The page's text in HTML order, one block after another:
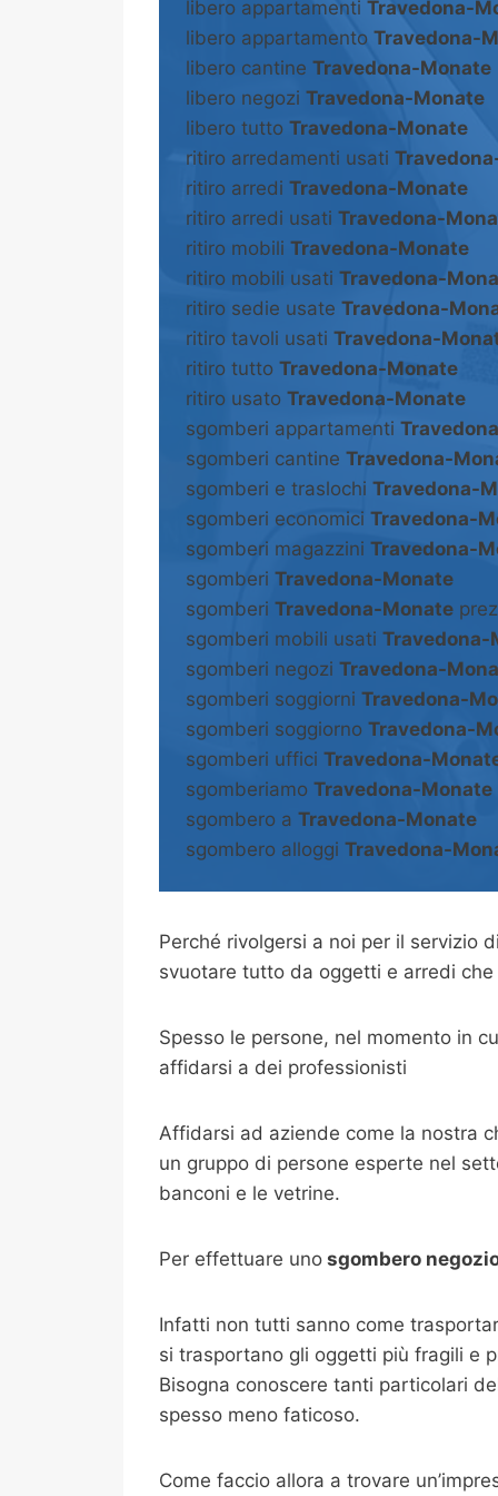
libero appartamenti Travedona-
libero appartamento Travedona-
libero cantine Travedona-Monate
libero negozi Travedona-Monate
libero tutto Travedona-Monate
ritiro arredamenti usati
ritiro arredi Travedona-Monate
ritiro arredi usati Travedona-
ritiro mobili Travedona-Monate
ritiro mobili usati Travedona-
ritiro sedie usate Travedona-
ritiro tavoli usati Travedona-
ritiro tutto Travedona-Monate
ritiro usato Travedona-Monate
sgomberi appartamenti
sgomberi cantine Travedona-
sgomberi e traslochi Travedona-
sgomberi economici Travedona-
sgomberi magazzini Travedona-
sgomberi Travedona-Monate
sgomberi Travedona-Monate
sgomberi mobili usati Travedona-
sgomberi negozi Travedona-
sgomberi soggiorni Travedona-
sgomberi soggiorno Travedona-
sgomberi uffici Travedona-
sgomberiamo Travedona-Monate
sgombero a Travedona-Monate
sgombero alloggi Travedona-
Perché rivolgersi a noi per il servizio di
svuotare tutto da oggetti e arredi che
Spesso le persone, nel momento in
affidarsi a dei professionisti
Affidarsi ad aziende come la nostra
un gruppo di persone esperte nel
banconi e le vetrine.
Per effettuare uno sgombero
Infatti non tutti sanno come
si trasportano gli oggetti più fragili e
Bisogna conoscere tanti particolari
spesso meno faticoso.
Come faccio allora a trovare